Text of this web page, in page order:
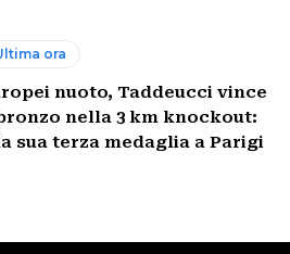
ora
nuoto, Taddeucci vince
nella 3 km knockout:
sua terza medaglia a Parigi